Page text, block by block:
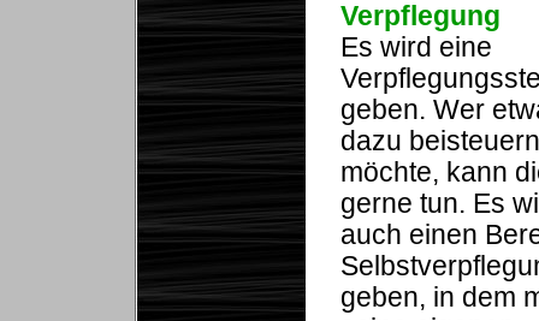
Verpflegung
Es wird eine
geben. Wer
dazu beisteuern
möchte, kann
gerne tun. Es
auch einen
geben, in dem